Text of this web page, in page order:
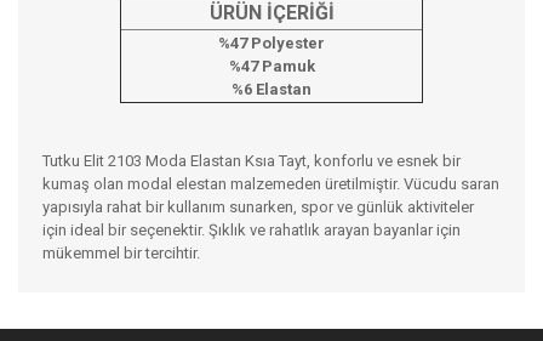
ÜRÜN İÇERİĞİ
%47 Polyester
%47 Pamuk
%6 Elastan
Tutku Elit 2103 Moda Elastan Ksıa Tayt, konforlu ve esnek bir
kumaş olan modal elestan malzemeden üretilmiştir. Vücudu saran
yapısıyla rahat bir kullanım sunarken, spor ve günlük aktiviteler
için ideal bir seçenektir. Şıklık ve rahatlık arayan bayanlar için
mükemmel bir tercihtir.
Bu ürünün fiyat bilgisi, resim, ürün açıklamalarında ve diğer